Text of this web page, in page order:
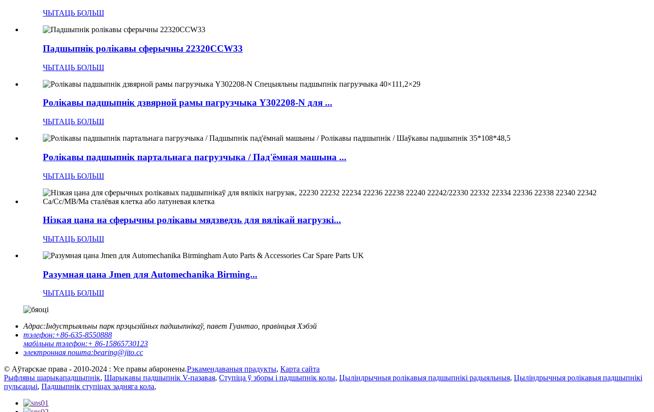
ЧЫТАЦЬ БОЛЬШ
Падшыпнік ролікавы сферычны 22320CCW33
ЧЫТАЦЬ БОЛЬШ
Ролікавы падшыпнік дзвярной рамы пагрузчыка Y302208-N для ...
ЧЫТАЦЬ БОЛЬШ
Ролікавы падшыпнік партальнага пагрузчыка / Пад'ёмная машына ...
ЧЫТАЦЬ БОЛЬШ
Нізкая цана на сферычны ролікавы мядзведзь для вялікай нагрузкі...
ЧЫТАЦЬ БОЛЬШ
Разумная цана Jmen для Automechanika Birming...
ЧЫТАЦЬ БОЛЬШ
Адрас:Індустрыяльны парк прэцызійных падшыпнікаў, павет Гуантао, правінцыя Хэбэй
тэлефон:+86-635-8550888
мабільны тэлефон:+ 86-15865730123
электронная пошта:bearing@jito.cc
© Аўтарскае права - 2010-2024 : Усе правы абаронены.Рэкамендаваныя прадукты, Карта сайта
Рыфлявы шарыкападшыпнік, Шарыкавы падшыпнік V-пазавая, Ступіца ў зборы і падшыпнік колы, Цыліндрычныя ролікавыя падшыпнікі радыяльныя, Цыліндрычныя ролікавыя падшыпнікі
пульсацыі, Падшыпнік ступіцах задняга кола,